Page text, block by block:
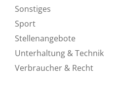
Sonstiges
Sport
Stellenangebote
Unterhaltung & Technik
Verbraucher & Recht